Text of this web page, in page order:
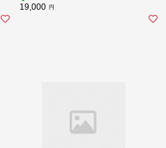
19,000 円